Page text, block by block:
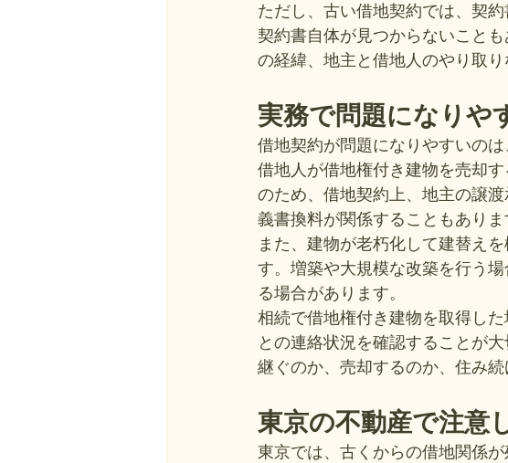
ただし、古い借地契約では、契
契約書自体が見つからないこと
の経緯、地主と借地人のやり取
実務で問題になりや
借地契約が問題になりやすいの
借地人が借地権付き建物を売却
のため、借地契約上、地主の譲
義書換料が関係することもありま
また、建物が老朽化して建替え
す。増築や大規模な改築を行う
る場合があります。
相続で借地権付き建物を取得し
との連絡状況を確認することが
継ぐのか、売却するのか、住み
東京の不動産で注意
東京では、古くからの借地関係